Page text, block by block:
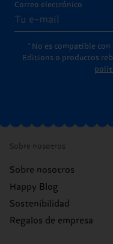
Correo electrónico
* No es compatible
Editions o productos
Sobre nosotros
Sobre nosotros
Happy Blog
Sostenibilidad
Regalos de empresa